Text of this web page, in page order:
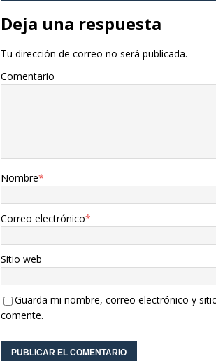
Deja una respuesta
Tu dirección de correo no será publicada.
Comentario
Nombre*
Correo electrónico*
Sitio web
Guarda mi nombre, correo electrónico y
comente.